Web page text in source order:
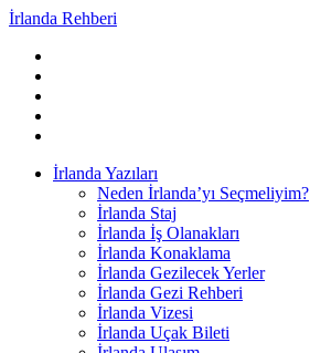
İrlanda Rehberi
İrlanda Yazıları
Neden İrlanda’yı Seçmeliyim?
İrlanda Staj
İrlanda İş Olanakları
İrlanda Konaklama
İrlanda Gezilecek Yerler
İrlanda Gezi Rehberi
İrlanda Vizesi
İrlanda Uçak Bileti